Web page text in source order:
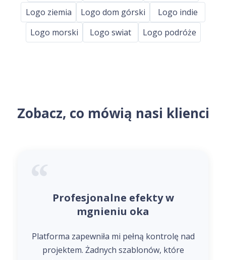
Logo ziemia Logo dom górski
Logo indie
Logo morski
Logo swiat Logo podróże
Zobacz, co mówią nasi klienci
Profesjonalne efekty w
mgnieniu oka
Platforma zapewniła mi pełną kontrolę nad
projektem. Żadnych szablonów, które